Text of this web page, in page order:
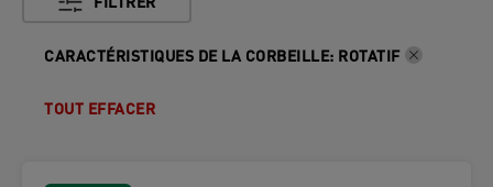
FILTRER
CARACTÉRISTIQUES DE LA CORBEILLE: ROTATIF
TOUT EFFACER